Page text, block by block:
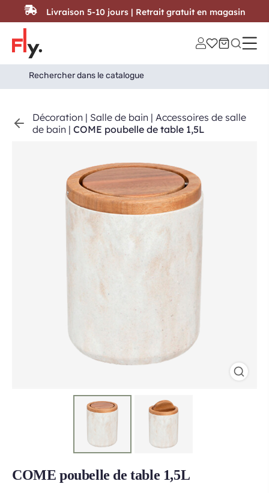
Passer au contenu
Search
for:
Search Button
Décoration | Salle de bain | Accessoires de salle
de bain | COME poubelle de table 1,5L
COME poubelle de table 1,5L
Livraison 5-10 jours | Retrait gratuit en magasin